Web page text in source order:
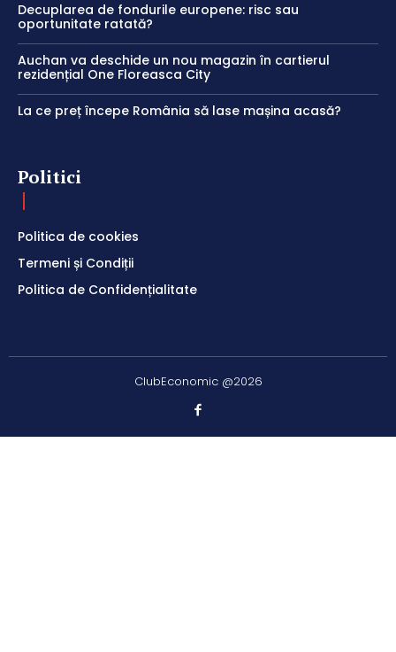
Decuplarea de fondurile europene: risc sau
oportunitate ratată?
Auchan va deschide un nou magazin în cartierul
rezidențial One Floreasca City
La ce preț începe România să lase mașina acasă?
Politici
Politica de cookies
Termeni și Condiții
Politica de Confidențialitate
ClubEconomic @2026